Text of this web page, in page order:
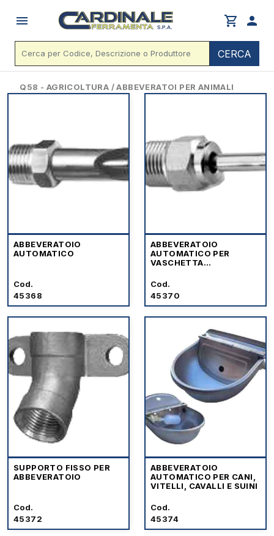
menu shopping_cart person
CERCA
Q58 - AGRICOLTURA / ABBEVERATOI PER ANIMALI
ABBEVERATOIO
AUTOMATICO
Cod.
45368
ABBEVERATOIO
AUTOMATICO PER
VASCHETTA
Cod.
45370
SUPPORTO FISSO PER
ABBEVERATOIO
Cod.
45372
ABBEVERATOIO
AUTOMATICO PER CANI,
VITELLI, CAVALLI E SUINI
Cod.
45374